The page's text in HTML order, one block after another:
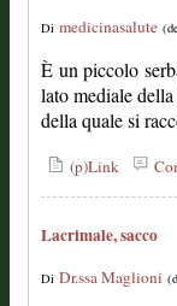
Di medicinasalute
È un piccolo
lato mediale
della quale si
(p)Link
Lacrimale, sacco
Di Dr.ssa Maglioni